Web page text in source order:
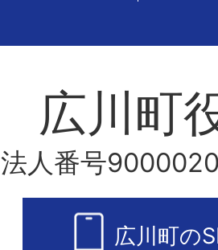
広川町
法人番号
広川町の